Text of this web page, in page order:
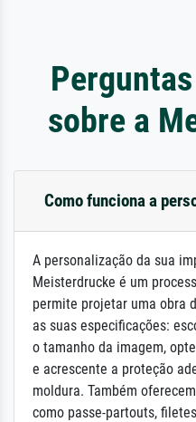
sobre a
Como funciona a
A personalização da sua
Meisterdrucke é um
permite projetar uma obra
as suas especificações:
o tamanho da imagem,
e acrescente a proteção
moldura. Também
como passe-partouts,